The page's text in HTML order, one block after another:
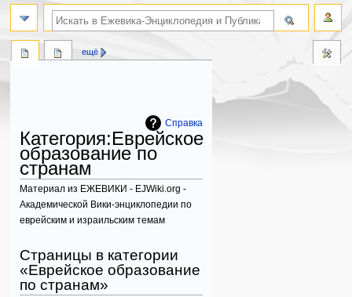
Справка
Категория:Еврейское
образование по
странам
Материал из ЕЖЕВИКИ - EJWiki.org -
Академической Вики-энциклопедии по
еврейским и израильским темам
к
навигации
к
поиску
Страницы в категории
«Еврейское образование
по странам»
ещё
поиск по словам